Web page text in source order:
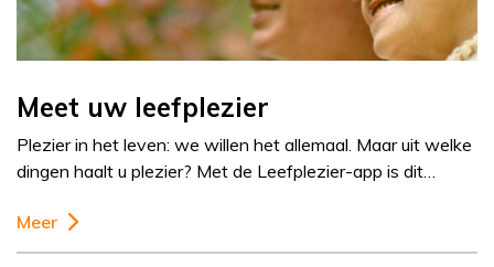
Meet uw leefplezier
Plezier in het leven: we willen het allemaal. Maar uit welke
dingen haalt u plezier? Met de Leefplezier-app is dit…
Meer